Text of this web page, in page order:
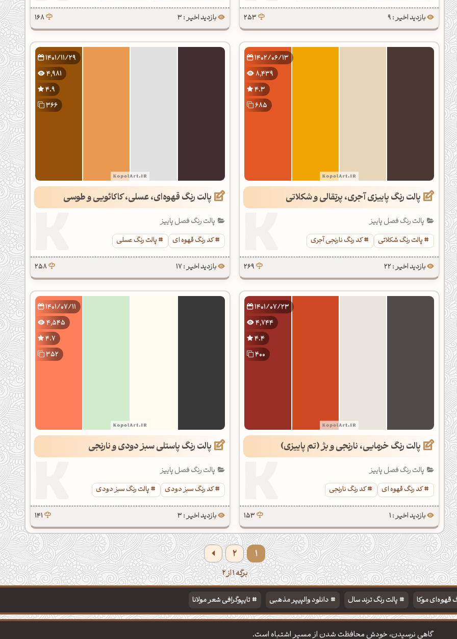
بازدید اخیر : 9 253 بازدید اخیر : 3 168
1402/06/13
8,439
4.3
685
پالت رنگ پاییزی آجری، پرتقالی و شکلاتی
پالت رنگ فصل پاییز
پالت رنگ شکلاتی
کد رنگ نارنجی آجری
بازدید اخیر : 22 269
1401/11/29
4,981
4.9
366
پالت رنگ قهوه‌ای، عسلی، کاکائویی و طوسی
پالت رنگ فصل پاییز
کد رنگ قهوه ای
پالت رنگ عسلی
بازدید اخیر : 17 258
1401/07/23
4,744
4.4
400
پالت رنگ خرمایی، نارنجی و بژ (تم پاییزی)
پالت رنگ فصل پاییز
کد رنگ قهوه ای
کد رنگ نارنجی
بازدید اخیر : 1 153
1401/07/11
4,545
4.7
352
پالت رنگ پاستلی سبز دودی و نارنجی
پالت رنگ فصل پاییز
کد رنگ سبز دودی
پالت رنگ سبز دودی
بازدید اخیر : 3 141
1
2
برگه 1 از 2
قهوه‌ای موکا پالت رنگ ترند سال دانلود والپیپر مذهبی تایپوگرافی شعر مولانا
گاهی نرسیدن، خودش محافظت شدن از مسیر اشتباه است.